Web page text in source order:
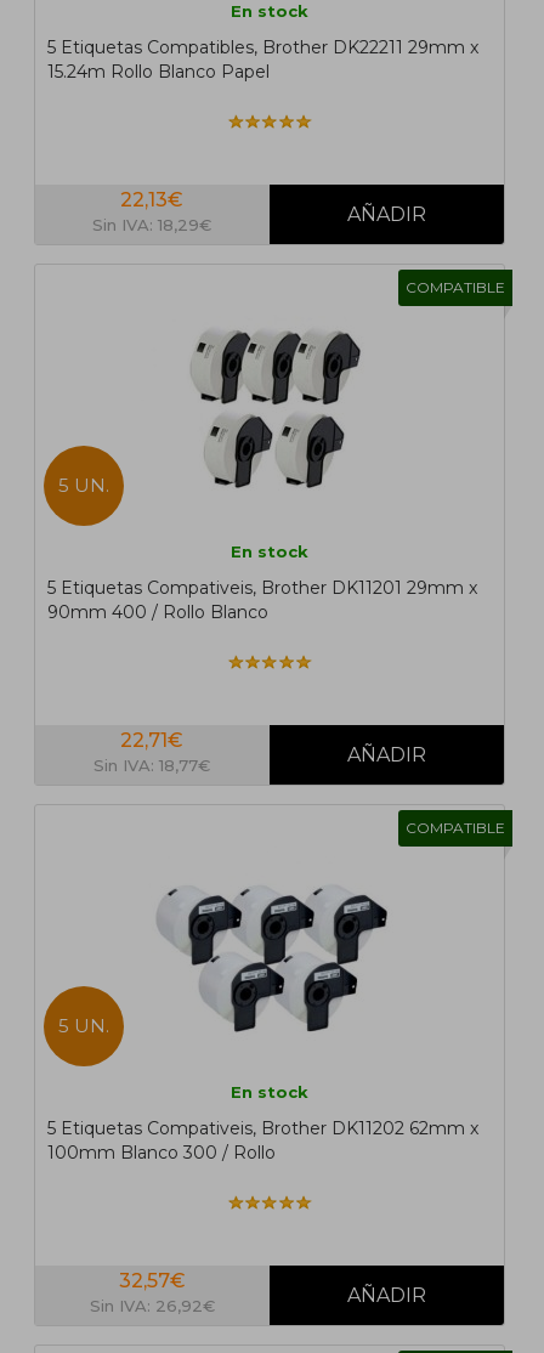
En stock
5 Etiquetas Compatibles, Brother DK22211 29mm x
15.24m Rollo Blanco Papel
22,13€
Sin IVA: 18,29€
COMPATIBLE
5 UN.
En stock
5 Etiquetas Compativeis, Brother DK11201 29mm x
90mm 400 / Rollo Blanco
22,71€
Sin IVA: 18,77€
COMPATIBLE
5 UN.
En stock
5 Etiquetas Compativeis, Brother DK11202 62mm x
100mm Blanco 300 / Rollo
32,57€
Sin IVA: 26,92€